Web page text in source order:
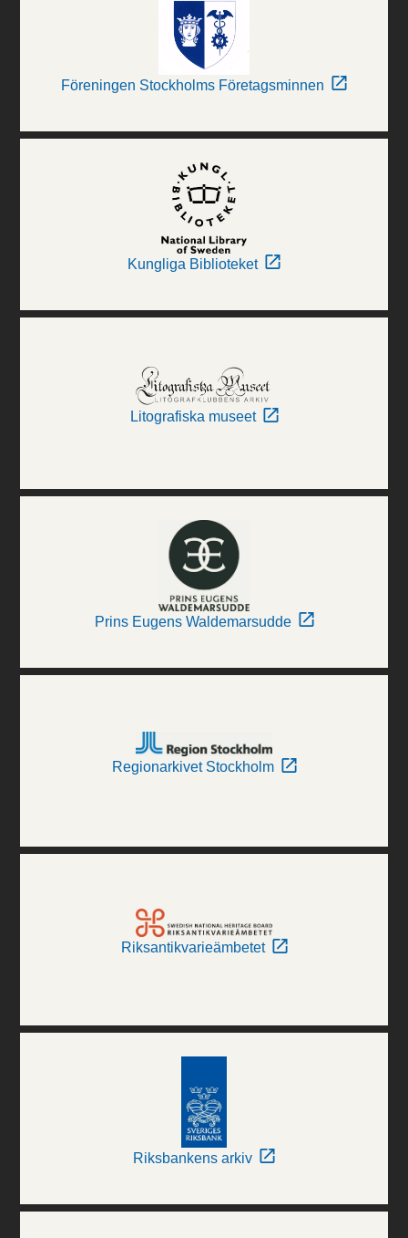
Föreningen Stockholms Företagsminnen
Kungliga Biblioteket
Litografiska museet
Prins Eugens Waldemarsudde
Regionarkivet Stockholm
Riksantikvarieämbetet
Riksbankens arkiv